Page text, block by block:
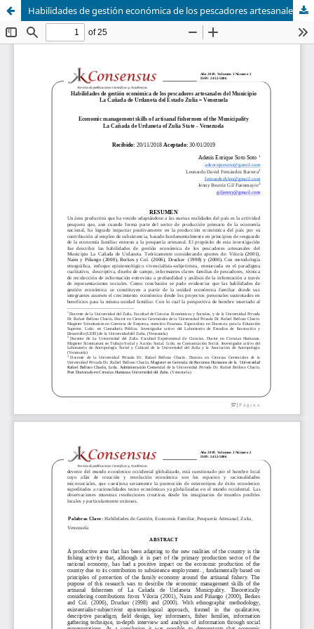
Habilidades de gestión económica de los pescadores artesanales del Municipio La Cañada de Urdaneta del Estado Zulia – Venezuela